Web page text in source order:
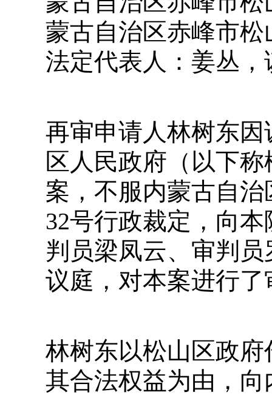
蒙古自治区赤峰市
法定代表人：姜丛
再审申请人林树东
区人民政府（以下
案，不服内蒙古自
32号行政裁定，向
判员梁凤云、审判
议庭，对本案进行
林树东以松山区政
其合法权益为由，